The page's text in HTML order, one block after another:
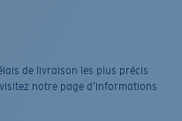
de livraison les plus précis
notre page d’informations